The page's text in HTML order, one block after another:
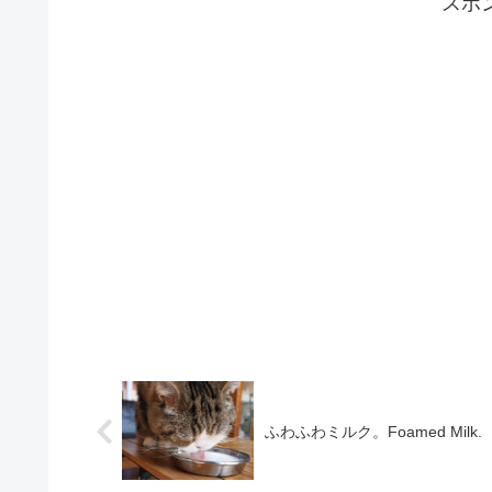
ふわふわミルク。Foamed Milk.